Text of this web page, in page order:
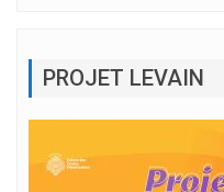
PROJET LEVAIN